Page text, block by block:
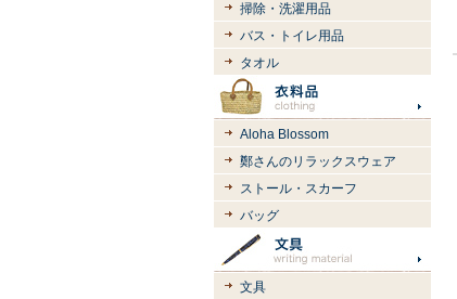
掃除・洗濯用品
バス・トイレ用品
タオル
Aloha Blossom
鄭さんのリラックスウェア
ストール・スカーフ
バッグ
文具